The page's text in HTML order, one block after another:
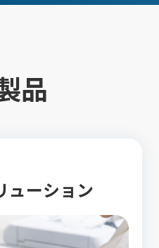
品
ューション